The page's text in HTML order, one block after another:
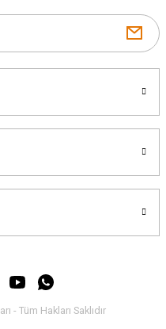
- Tüm Hakları Saklıdır